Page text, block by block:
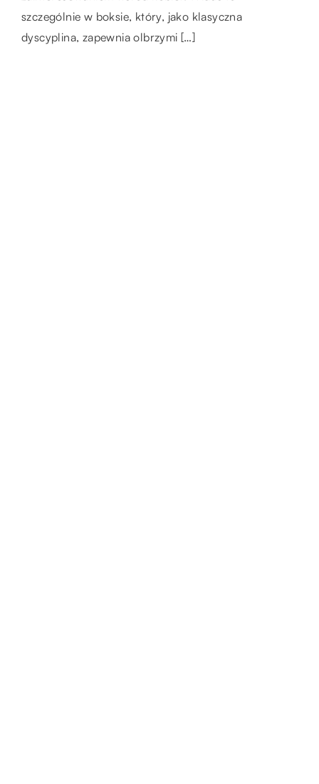
pierwszą rzeczą, którą ludzie zauważają
patrząc na Ciebie, dlatego […]
szczególnie w boksie, który, jako klasyczna
dyscyplina, zapewnia olbrzymi […]
skutków w przyszłości. To, co jest wybierane
w każdym posiłku, nie […]